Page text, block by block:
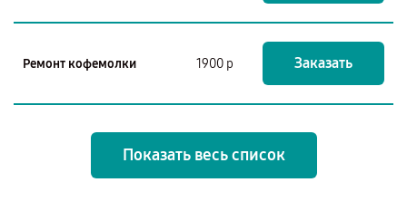
Ремонт кофемолки 1900 р Заказать
Показать весь список